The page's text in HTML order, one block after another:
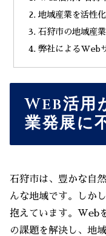
地域産業を活性
石狩市の地域産
弊社によるWeb
Web活用
業発展に
石狩市は、豊かな自
んな地域です。しか
抱えています。Web
の課題を解決し、地